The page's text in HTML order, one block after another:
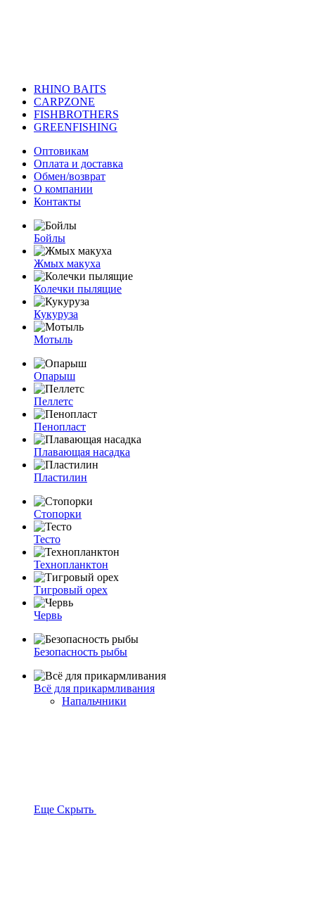
RHINO BAITS
CARPZONE
FISHBROTHERS
GREENFISHING
Оптовикам
Оплата и доставка
Обмен/возврат
О компании
Контакты
Бойлы
Жмых макуха
Колечки пылящие
Кукуруза
Мотыль
Опарыш
Пеллетс
Пенопласт
Плавающая насадка
Пластилин
Стопорки
Тесто
Технопланктон
Тигровый орех
Червь
Безопасность рыбы
Всё для прикармливания
Напальчники
Еще Скрыть